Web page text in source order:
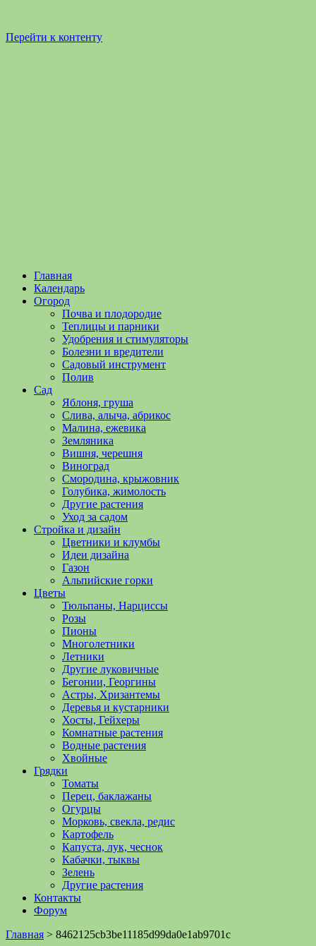
Перейти к контенту
Садоводство
Огородничество
Садоводство
огородничество
полезные
уходу
овощами,
растениями
Поможем
обустройстве
выращивании
Главная
Календарь
Огород
Почва и плодородие
Теплицы и парники
Удобрения и стимуляторы
Болезни и вредители
Садовый инструмент
Полив
Сад
Яблоня, груша
Слива, алыча, абрикос
Малина, ежевика
Земляника
Вишня, черешня
Виноград
Смородина, крыжовник
Голубика, жимолость
Другие растения
Уход за садом
Стройка и дизайн
Цветники и клумбы
Идеи дизайна
Газон
Альпийские горки
Цветы
Тюльпаны, Нарциссы
Розы
Пионы
Многолетники
Летники
Другие луковичные
Бегонии, Георгины
Астры, Хризантемы
Деревья и кустарники
Хосты, Гейхеры
Комнатные растения
Водные растения
Хвойные
Грядки
Томаты
Перец, баклажаны
Огурцы
Морковь, свекла, редис
Картофель
Капуста, лук, чеснок
Кабачки, тыквы
Зелень
Другие растения
Контакты
Форум
Главная > 8462125cb3be11185d99da0e1ab9701c